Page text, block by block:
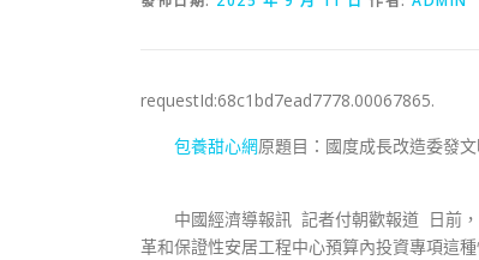
requestId:68c1bd7ead7778.00067865.
包養甜心網原題目：國度成長改造委發
中國經濟導報訊 記者付朝歡報道 日前
革和保證性安居工程中心預算內投資專項這